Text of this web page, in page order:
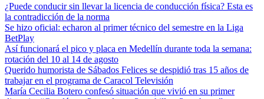
¿Puede conducir sin llevar la licencia de conducción física? Esta es
la contradicción de la norma
Se hizo oficial: echaron al primer técnico del semestre en la Liga
BetPlay
Así funcionará el pico y placa en Medellín durante toda la semana:
rotación del 10 al 14 de agosto
Querido humorista de Sábados Felices se despidió tras 15 años de
trabajar en el programa de Caracol Televisión
María Cecilia Botero confesó situación que vivió en su primer